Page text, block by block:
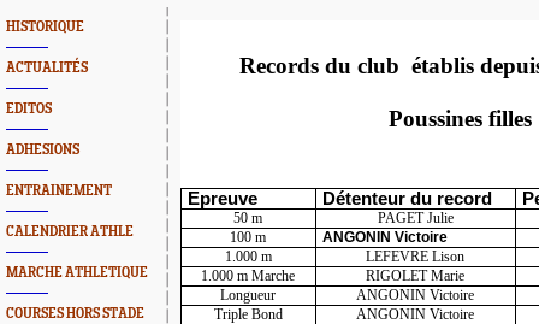
HISTORIQUE
ACTUALITÉS
EDITOS
ADHESIONS
ENTRAINEMENT
CALENDRIER ATHLE
MARCHE ATHLETIQUE
COURSES HORS STADE
Records du club établis
Poussines filles
Epreuve Détenteur du record
50 m
PAGET Julie
100 m
ANGONIN Victoire
1.000 m
LEFEVRE Lison
1.000 m Marche
RIGOLET Marie
Longueur
ANGONIN Victoire
Triple Bond
ANGONIN Victoire